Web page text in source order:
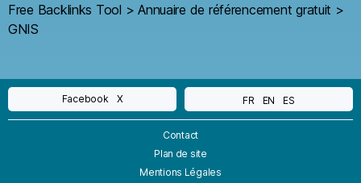
Free Backlinks Tool >Annuaire de référencement gratuit >
GNIS
Facebook X FR EN ES
Contact
Plan de site
Mentions Légales